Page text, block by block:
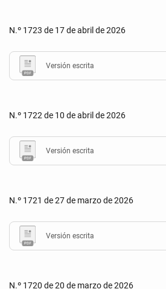
N.º 1723 de 17 de abril de 2026
Versión escrita
N.º 1722 de 10 de abril de 2026
Versión escrita
N.º 1721 de 27 de marzo de 2026
Versión escrita
N.º 1720 de 20 de marzo de 2026